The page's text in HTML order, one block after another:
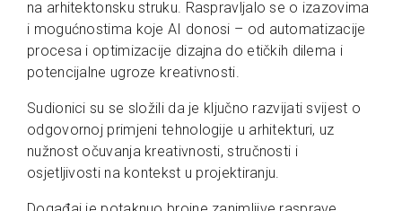
na arhitektonsku struku. Raspravljalo se o izazovima
i mogućnostima koje AI donosi – od automatizacije
procesa i optimizacije dizajna do etičkih dilema i
potencijalne ugroze kreativnosti.
Sudionici su se složili da je ključno razvijati svijest o
odgovornoj primjeni tehnologije u arhitekturi, uz
nužnost očuvanja kreativnosti, stručnosti i
osjetljivosti na kontekst u projektiranju.